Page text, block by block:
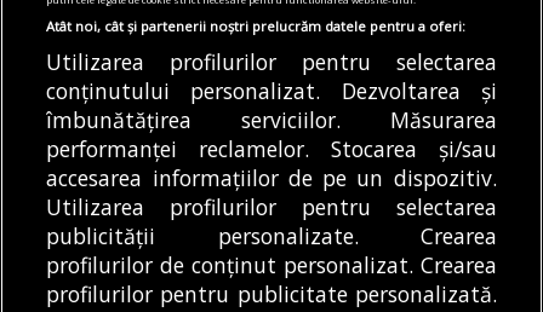
anunță două coduri galbene de caniculă
Știri
„Cinema sub Stele” revine în Parcul Liniei.
Trei filme programate în acest weekend
MODIFICĂ SETĂRILE COOKIES
Atât noi, cât și partenerii noștri prelucrăm datele pentru a oferi:
Utilizarea profilurilor pentru selectarea
conținutului personalizat. Dezvoltarea și
îmbunătățirea serviciilor. Măsurarea
performanței reclamelor. Stocarea și/sau
accesarea informațiilor de pe un dispozitiv.
Utilizarea profilurilor pentru selectarea
publicității personalizate. Crearea
profilurilor de conținut personalizat. Crearea
profilurilor pentru publicitate personalizată.